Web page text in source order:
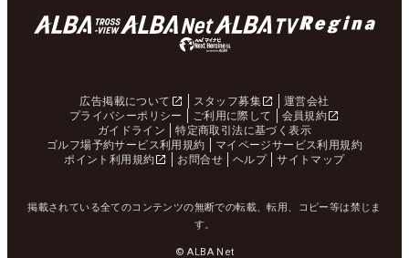
広告掲載について スタッフ募集
運営会社
プライバシーポリシー
ご利用に際して
会員規約
ガイドライン
特定商取引法に基づく表示
ゴルフ場予約サービス利用規約
マイページサービス利用規約
ポイント利用規約
お問合せ ヘルプ サイトマップ
掲載されている全てのコンテンツの無断での転載、転用、コピー等は禁じま
す。
© ALBA Net